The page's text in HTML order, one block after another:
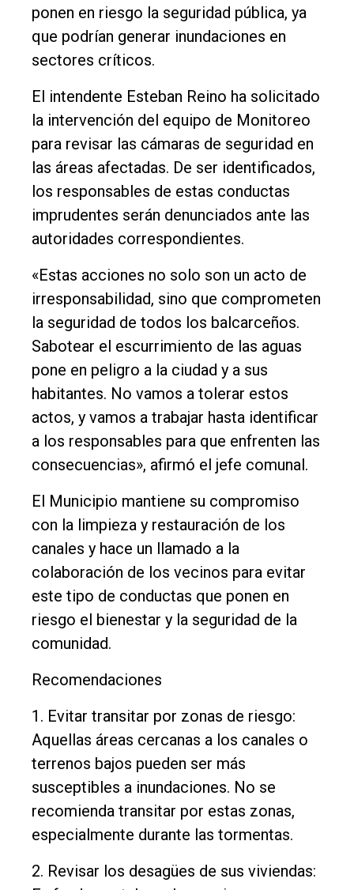
Empresa
Nosotros
Contacto
ponen en riesgo la seguridad pública, ya
que podrían generar inundaciones en
sectores críticos.
El intendente Esteban Reino ha solicitado
la intervención del equipo de Monitoreo
para revisar las cámaras de seguridad en
las áreas afectadas. De ser identificados,
los responsables de estas conductas
imprudentes serán denunciados ante las
autoridades correspondientes.
«Estas acciones no solo son un acto de
irresponsabilidad, sino que comprometen
la seguridad de todos los balcarceños.
Sabotear el escurrimiento de las aguas
pone en peligro a la ciudad y a sus
habitantes. No vamos a tolerar estos
actos, y vamos a trabajar hasta identificar
a los responsables para que enfrenten las
consecuencias», afirmó el jefe comunal.
El Municipio mantiene su compromiso
con la limpieza y restauración de los
canales y hace un llamado a la
colaboración de los vecinos para evitar
este tipo de conductas que ponen en
riesgo el bienestar y la seguridad de la
comunidad.
Recomendaciones
1. Evitar transitar por zonas de riesgo:
Aquellas áreas cercanas a los canales o
terrenos bajos pueden ser más
susceptibles a inundaciones. No se
recomienda transitar por estas zonas,
especialmente durante las tormentas.
2. Revisar los desagües de sus viviendas: